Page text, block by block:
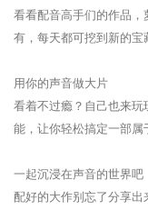
看看配音高手们的作品
有，每天都可挖到新的宝
用你的声音做大片
看着不过瘾？自己也来
能，让你轻松搞定一部属
一起沉浸在声音的世界吧
配好的大作别忘了分享出